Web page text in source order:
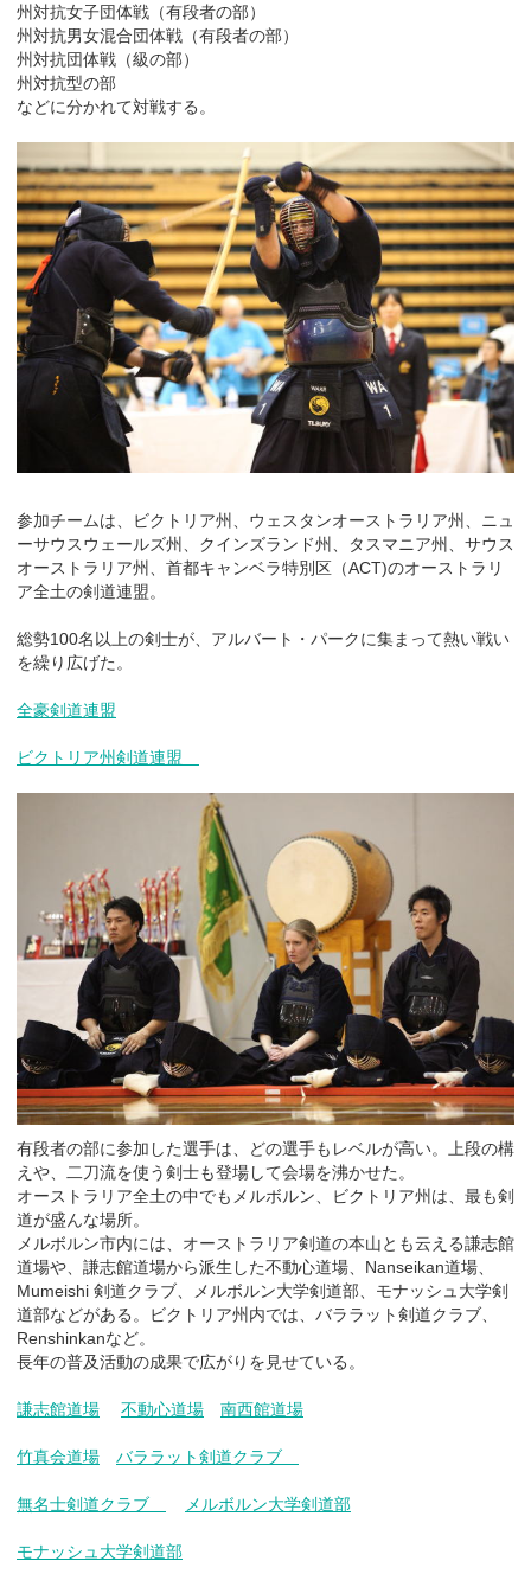
州対抗女子団体戦（有段者の部）
州対抗男女混合団体戦（有段者の部）
州対抗団体戦（級の部）
州対抗型の部
などに分かれて対戦する。
参加チームは、ビクトリア州、ウェスタンオーストラリア州、ニュ
ーサウスウェールズ州、クインズランド州、タスマニア州、サウス
オーストラリア州、首都キャンベラ特別区（ACT)のオーストラリ
ア全土の剣道連盟。
総勢100名以上の剣士が、アルバート・パークに集まって熱い戦い
を繰り広げた。
全豪剣道連盟
ビクトリア州剣道連盟
有段者の部に参加した選手は、どの選手もレベルが高い。上段の構
えや、二刀流を使う剣士も登場して会場を沸かせた。
オーストラリア全土の中でもメルボルン、ビクトリア州は、最も剣
道が盛んな場所。
メルボルン市内には、オーストラリア剣道の本山とも云える謙志館
道場や、謙志館道場から派生した不動心道場、Nanseikan道場、
Mumeishi 剣道クラブ、メルボルン大学剣道部、モナッシュ大学剣
道部などがある。ビクトリア州内では、バララット剣道クラブ、
Renshinkanなど。
長年の普及活動の成果で広がりを見せている。
謙志館道場 不動心道場 南西館道場
竹真会道場 バララット剣道クラブ
無名士剣道クラブ メルボルン大学剣道部
モナッシュ大学剣道部